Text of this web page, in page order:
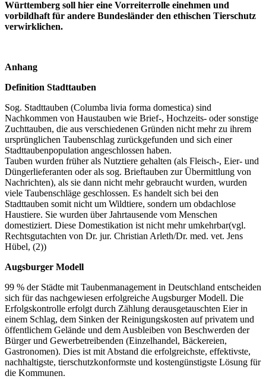
Württemberg soll hier eine Vorreiterrolle einehmen und
vorbildhaft für andere Bundesländer den ethischen Tierschutz
verwirklichen.
Anhang
Definition Stadttauben
Sog. Stadttauben (Columba livia forma domestica) sind
Nachkommen von Haustauben wie Brief-, Hochzeits- oder sonstige
Zuchttauben, die aus verschiedenen Gründen nicht mehr zu ihrem
ursprünglichen Taubenschlag zurückgefunden und sich einer
Stadttaubenpopulation angeschlossen haben.
Tauben wurden früher als Nutztiere gehalten (als Fleisch-, Eier- und
Düngerlieferanten oder als sog. Brieftauben zur Übermittlung von
Nachrichten), als sie dann nicht mehr gebraucht wurden, wurden
viele Taubenschläge geschlossen. Es handelt sich bei den
Stadttauben somit nicht um Wildtiere, sondern um obdachlose
Haustiere. Sie wurden über Jahrtausende vom Menschen
domestiziert. Diese Domestikation ist nicht mehr umkehrbar(vgl.
Rechtsgutachten von Dr. jur. Christian Arleth/Dr. med. vet. Jens
Hübel, (2))
Augsburger Modell
99 % der Städte mit Taubenmanagement in Deutschland entscheiden
sich für das nachgewiesen erfolgreiche Augsburger Modell. Die
Erfolgskontrolle erfolgt durch Zählung derausgetauschten Eier in
einem Schlag, dem Sinken der Reinigungskosten auf privatem und
öffentlichem Gelände und dem Ausbleiben von Beschwerden der
Bürger und Gewerbetreibenden (Einzelhandel, Bäckereien,
Gastronomen). Dies ist mit Abstand die erfolgreichste, effektivste,
nachhaltigste, tierschutzkonformste und kostengünstigste Lösung für
die Kommunen.